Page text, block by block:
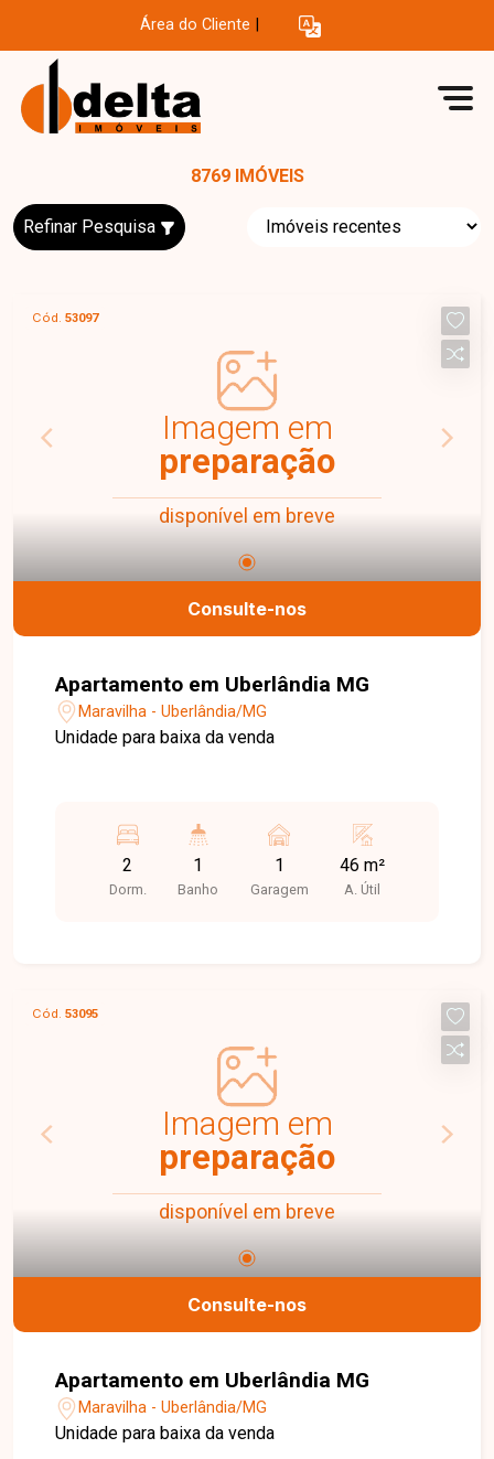
Área do Cliente
8769 IMÓVEIS
Refinar Pesquisa
Cód. 53097
Imagem em
preparação
disponível em breve
Consulte-nos
Apartamento em Uberlândia MG
Maravilha - Uberlândia/MG
Unidade para baixa da venda
2
Dorm.
1
Banho
1
Garagem
46 m²
A. Útil
Cód. 53095
Imagem em
preparação
disponível em breve
Consulte-nos
Apartamento em Uberlândia MG
Maravilha - Uberlândia/MG
Unidade para baixa da venda